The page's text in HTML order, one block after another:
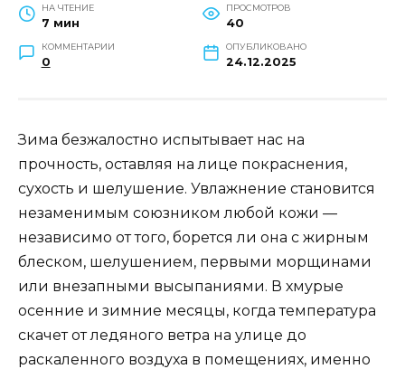
НА ЧТЕНИЕ
7 мин
ПРОСМОТРОВ
40
КОММЕНТАРИИ
0
ОПУБЛИКОВАНО
24.12.2025
Зима безжалостно испытывает нас на
прочность, оставляя на лице покраснения,
сухость и шелушение. Увлажнение становится
незаменимым союзником любой кожи —
независимо от того, борется ли она с жирным
блеском, шелушением, первыми морщинами
или внезапными высыпаниями. В хмурые
осенние и зимние месяцы, когда температура
скачет от ледяного ветра на улице до
раскаленного воздуха в помещениях, именно